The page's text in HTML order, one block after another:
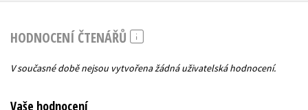
HODNOCENÍ ČTENÁŘŮ
V současné době nejsou vytvořena žádná uživatelská hodnocení.
Vaše hodnocení